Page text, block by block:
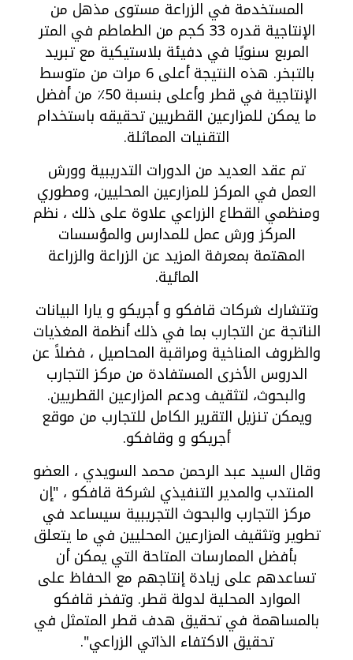
المستخدمة في الزراعة مستوى مذهل من
الإنتاجية قدره 33 كجم من الطماطم في المتر
المربع سنويًا في دفيئة بلاستيكية مع تبريد
بالتبخر. هذه النتيجة أعلى 6 مرات من متوسط
الإنتاجية في قطر وأعلى بنسبة 50٪ من أفضل
ما يمكن للمزارعين القطريين تحقيقه باستخدام
التقنيات المماثلة.
تم عقد العديد من الدورات التدريبية وورش
العمل في المركز للمزارعين المحليين، ومطوري
ومنظمي القطاع الزراعي علاوة على ذلك ، نظم
المركز ورش عمل للمدارس والمؤسسات
المهتمة بمعرفة المزيد عن الزراعة والزراعة
المائية.
وتتشارك شركات قافكو و أجريكو و يارا البيانات
الناتجة عن التجارب بما في ذلك أنظمة المغذيات
والظروف المناخية ومراقبة المحاصيل ، فضلاً عن
الدروس الأخرى المستفادة من مركز التجارب
والبحوث، لتثقيف ودعم المزارعين القطريين.
ويمكن تنزيل التقرير الكامل للتجارب من موقع
أجريكو و وقافكو.
وقال السيد عبد الرحمن محمد السويدي ، العضو
المنتدب والمدير التنفيذي لشركة قافكو ، "إن
مركز التجارب والبحوث التجريبية سيساعد في
تطوير وتثقيف المزارعين المحليين في ما يتعلق
بأفضل الممارسات المتاحة التي يمكن أن
تساعدهم على زيادة إنتاجهم مع الحفاظ على
الموارد المحلية لدولة قطر. وتفخر قافكو
بالمساهمة في تحقيق هدف قطر المتمثل في
تحقيق الاكتفاء الذاتي الزراعي".